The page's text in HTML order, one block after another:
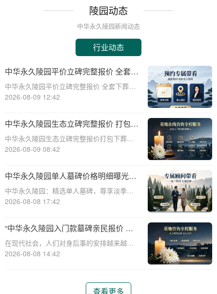
陵园动态
中华永久陵园新闻动态
行业动态
中华永久陵园平价立碑完整报价 全套下
葬流程打包降价详解
中华永久陵园平价立碑完整报价 全套下葬流
程打包降价详解☎ 中华永久陵园电话:400-
生老病死。当我们的亲人离开这个世界，留
下的是无尽的思念和缅怀。而中华
2026-08-09 12:42
中华永久陵园生态立碑完整报价 打包下
葬服务同步享折扣详解
中华永久陵园生态立碑完整报价打包下葬服
务同步享折扣详解☎ 中华永久陵园电话:400-
之一，一直致力于为用户提供高品质的殡葬
服务。生态立碑作为一种新型的殡
2026-08-09 08:42
中华永久陵园单人墓碑价格明细曝光：
淡季下单立省数千，限时优惠深度解析
中华永久陵园：精选单人墓碑，尊享淡季限
时优惠☎ 中华永久陵园电话:400-838-5063
始终以提供高品质的墓碑产品和服务为己
任。本文将全面解析中华永久陵园多款
2026-08-08 17:42
“中华永久陵园入门款墓碑亲民报价 一
次性付清享折上折：超值优惠与便捷选
择的完美结合”
在现代社会，人们对身后事的安排越来越重
视，而墓碑作为逝者最后的尊严象征，其选
提供高品质、个性化的墓碑选择，同时注重
2026-08-08 14:42
查看更多